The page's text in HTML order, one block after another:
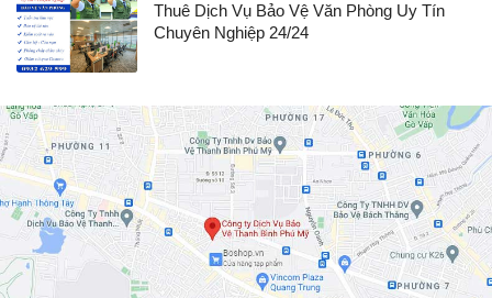
Thuê Dịch Vụ Bảo Vệ Văn Phòng Uy Tín
Chuyên Nghiệp 24/24